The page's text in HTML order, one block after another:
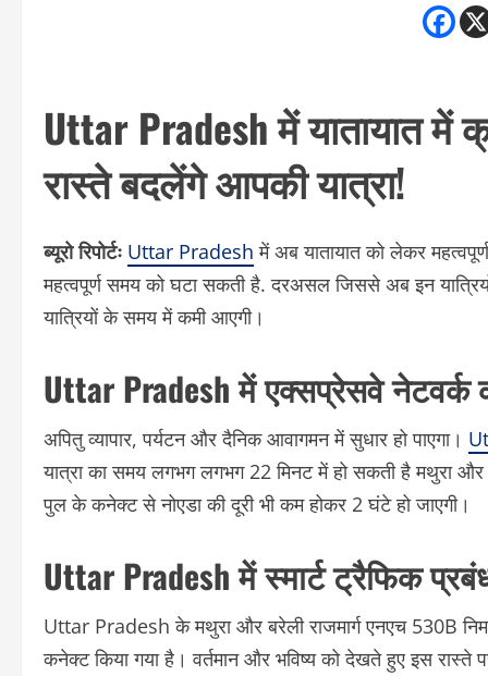
Uttar Pradesh में यातायात में
रास्ते बदलेंगे आपकी यात्रा!
ब्यूरो रिपोर्टः Uttar Pradesh में अब यातायात को लेकर
महत्वपूर्ण समय को घटा सकती है. दरअसल जिससे अब इन
यात्रियों के समय में कमी आएगी।
Uttar Pradesh में एक्सप्रेसवे नेटवर्क
अपितु व्यापार, पर्यटन और दैनिक आवागमन में सुधार हो पाएगा।
यात्रा का समय लगभग लगभग 22 मिनट में हो सकती है मथुरा और
पुल के कनेक्ट से नोएडा की दूरी भी कम होकर 2 घंटे हो जाएगी।
Uttar Pradesh में स्मार्ट ट्रैफिक
Uttar Pradesh के मथुरा और बरेली राजमार्ग एनएच 530B
कनेक्ट किया गया है। वर्तमान और भविष्य को देखते हुए इस रास्ते